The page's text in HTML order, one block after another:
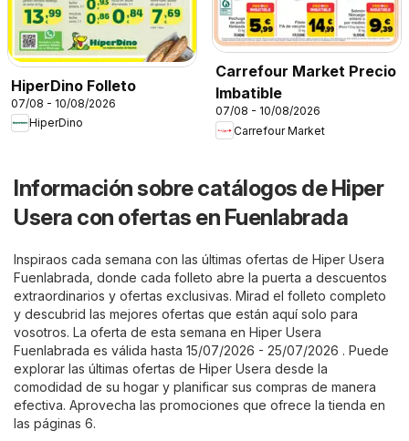
HiperDino Folleto
07/08 - 10/08/2026
HiperDino
Carrefour Market Precio
Imbatible
07/08 - 10/08/2026
Carrefour Market
Información sobre catálogos de Hiper
Usera con ofertas en Fuenlabrada
Inspiraos cada semana con las últimas ofertas de Hiper Usera
Fuenlabrada, donde cada folleto abre la puerta a descuentos
extraordinarios y ofertas exclusivas. Mirad el folleto completo
y descubrid las mejores ofertas que están aquí solo para
vosotros. La oferta de esta semana en Hiper Usera
Fuenlabrada es válida hasta 15/07/2026 - 25/07/2026 . Puede
explorar las últimas ofertas de Hiper Usera desde la
comodidad de su hogar y planificar sus compras de manera
efectiva. Aprovecha las promociones que ofrece la tienda en
las páginas 6.